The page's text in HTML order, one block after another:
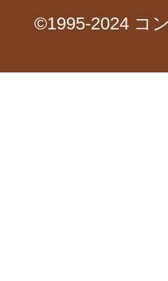
©1995-2024 コ